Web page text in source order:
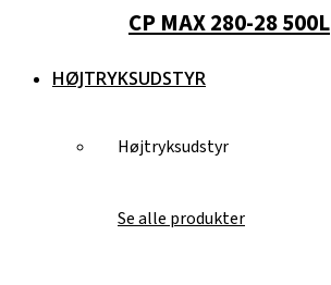
CP MAX 280-28 500L
HØJTRYKSUDSTYR
Højtryksudstyr
Se alle produkter